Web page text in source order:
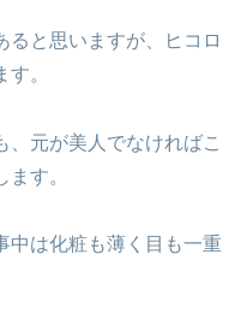
ると思いますが、ヒコロ
。
、元が美人でなければこ
す。
中は化粧も薄く目も一重